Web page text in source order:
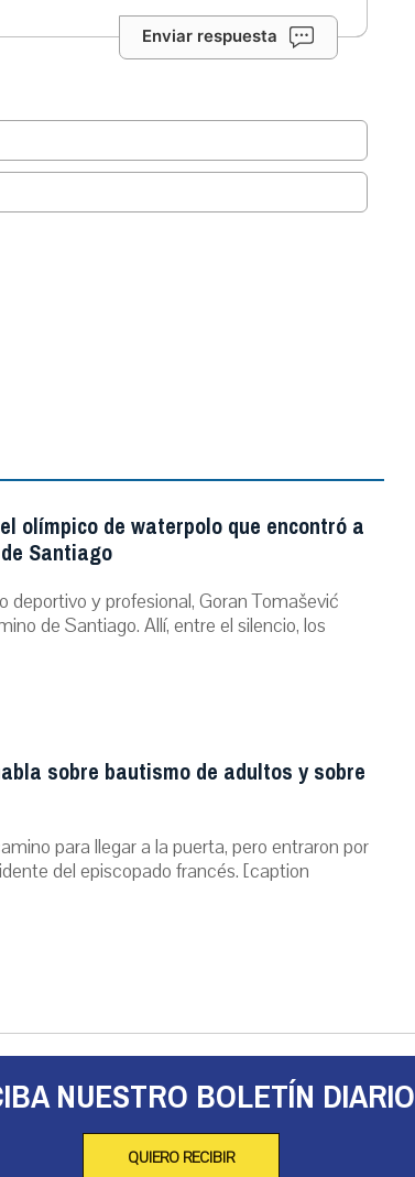
Enviar respuesta
olímpico de waterpolo que encontró a
Santiago
deportivo y profesional, Goran Tomašević
de Santiago. Allí, entre el silencio, los
sobre bautismo de adultos y sobre
para llegar a la puerta, pero entraron por
del episcopado francés. [caption
NUESTRO BOLETÍN DIARIO
QUIERO RECIBIR